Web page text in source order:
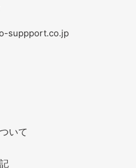
suppport.co.jp
いて